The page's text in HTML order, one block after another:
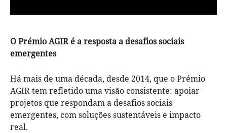
O Prémio AGIR é a resposta a desafios sociais
emergentes
Há mais de uma década, desde 2014, que o Prémio
AGIR tem refletido uma visão consistente: apoiar
projetos que respondam a desafios sociais
emergentes, com soluções sustentáveis e impacto
real.